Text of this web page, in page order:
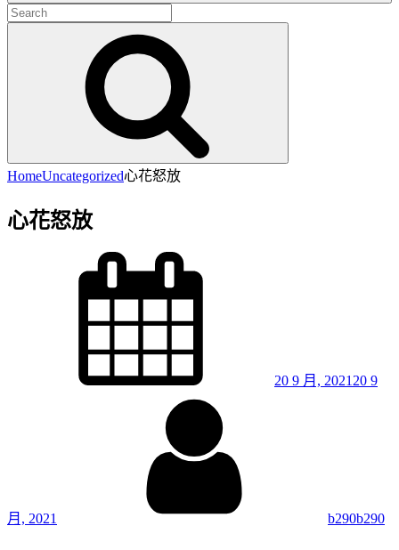
Search
for:
HomeUncategorized心花怒放
心花怒放
20 9 月, 2021 20 9
月, 2021 b290b290